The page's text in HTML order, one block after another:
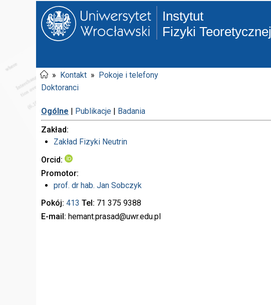
Instytut
Fizyki Teoretycznej
» Kontakt » Pokoje i telefony
Doktoranci
Ogólne | Publikacje | Badania
Zakład
Zakład Fizyki Neutrin
Orcid
Promotor
prof. dr hab. Jan Sobczyk
Pokój 413 Tel 71 375 9388
E-mail hemant.prasad@uwr.edu.pl